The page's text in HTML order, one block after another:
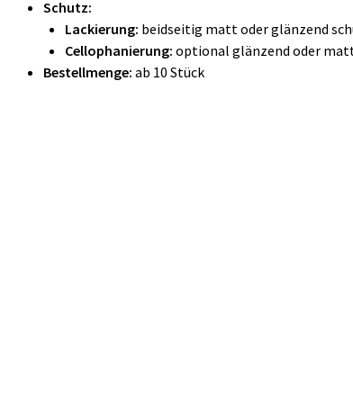
Schutz:
Lackierung: beidseitig matt oder glänzend
Cellophanierung: optional glänzend oder
Bestellmenge: ab 10 Stück